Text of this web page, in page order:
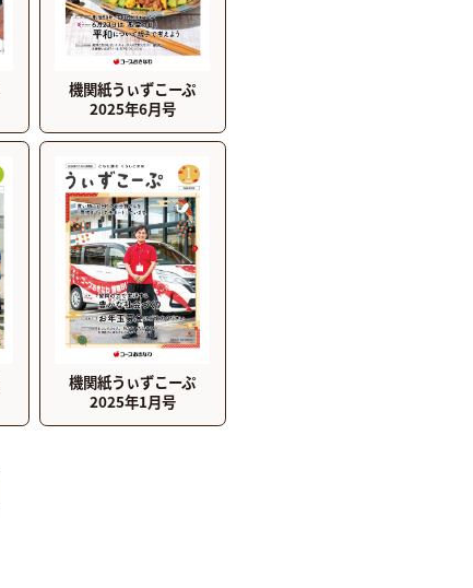
機関紙うぃずこーぷ
2025年6月号
機関紙うぃずこーぷ
2025年1月号